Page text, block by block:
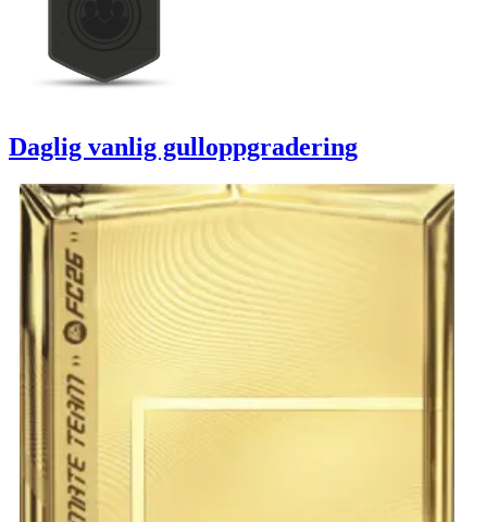
Daglig vanlig gulloppgradering